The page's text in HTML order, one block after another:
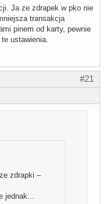
Ja ze zdrapek w pko nie
transakcja
pinem od karty, pewnie
ustawienia.
#21
zdrapki –
jednak...